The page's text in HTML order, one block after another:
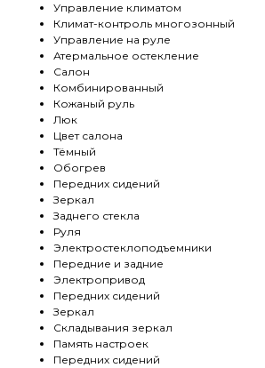
Управление климатом
Климат-контроль многозонный
Управление на руле
Атермальное остекление
Салон
Комбинированный
Кожаный руль
Люк
Цвет салона
Тёмный
Обогрев
Передних сидений
Зеркал
Заднего стекла
Руля
Электростеклоподъемники
Передние и задние
Электропривод
Передних сидений
Зеркал
Складывания зеркал
Память настроек
Передних сидений